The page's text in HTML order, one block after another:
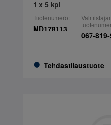
1 x 5 kpl
Tuotenumero:
MD178113
Tehdastilaustuote
Valmistajan
067-